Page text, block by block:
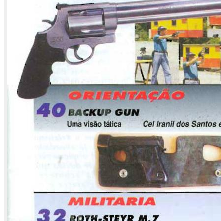
ampliam esse cenário. Em alguns casos, isso resulta em
interpretações distorcidas que acabam sendo incorporadas
ao debate público como verdades estabelecidas.
Esse contexto reforça a importância da responsabilidade na
produção e divulgação de conteúdo, especialmente quando
envolve temas que exigem conhecimento técnico. A
qualidade da informação torna-se um elemento central para
a construção de um debate mais consistente e alinhado com
a realidade.
Ao mesmo tempo, destaca-se a necessidade de análise
crítica por parte do público. A capacidade de questionar,
verificar fontes e compreender diferentes perspectivas é
fundamental para evitar a assimilação de informações
incorretas ou incompletas.
Diante desse cenário, a reflexão proposta aponta para a
importância da competência técnica, da responsabilidade
profissional e da busca por informações confiáveis como
pilares essenciais para o desenvolvimento de discussões
mais qualificadas e para a tomada de decisões mais
conscientes.